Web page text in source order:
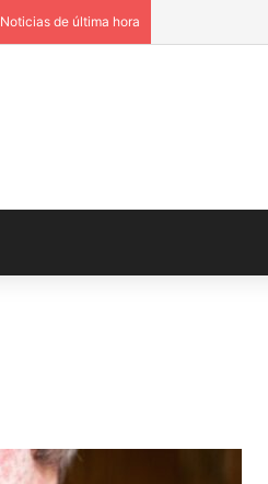
Noticias de última hora